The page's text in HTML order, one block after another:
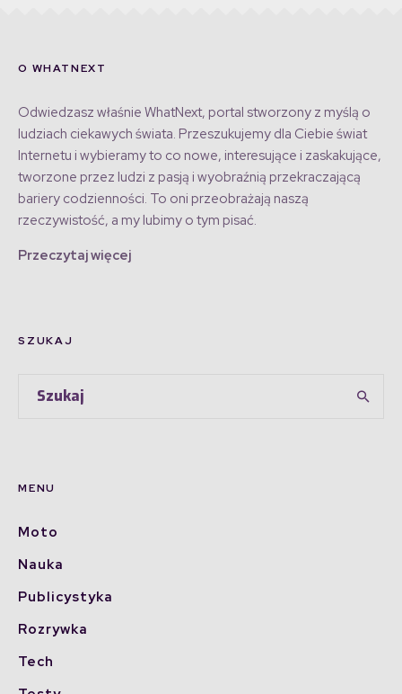
O WHATNEXT
Odwiedzasz właśnie WhatNext, portal stworzony z myślą o
ludziach ciekawych świata. Przeszukujemy dla Ciebie świat
Internetu i wybieramy to co nowe, interesujące i zaskakujące,
tworzone przez ludzi z pasją i wyobraźnią przekraczającą
bariery codzienności. To oni przeobrażają naszą
rzeczywistość, a my lubimy o tym pisać.
Przeczytaj więcej
SZUKAJ
MENU
Moto
Nauka
Publicystyka
Rozrywka
Tech